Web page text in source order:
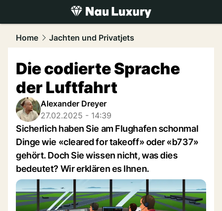
luxury.NAU.ch
Home Jachten und Privatjets
Die codierte Sprache
der Luftfahrt
Alexander Dreyer
27.02.2025 - 14:39
Sicherlich haben Sie am Flughafen schonmal
Dinge wie «cleared for takeoff» oder «b737»
gehört. Doch Sie wissen nicht, was dies
bedeutet? Wir erklären es Ihnen.